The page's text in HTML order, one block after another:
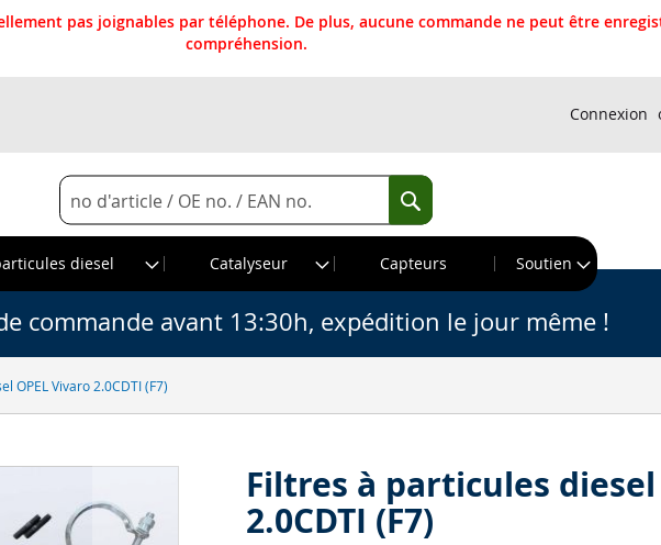
pas joignables par téléphone. De plus, aucune commande ne peut être
compréhension.
Connexion
Rechercher
Rechercher
diesel
Catalyseur Capteurs Soutien
OPEL Vivaro 2.0CDTI (F7)
commande avant 13:30h, expédition le jour même !
Filtres à particules diesel
2.0CDTI (F7)